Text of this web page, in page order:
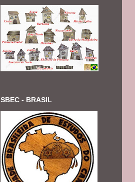
SBEC - BRASIL